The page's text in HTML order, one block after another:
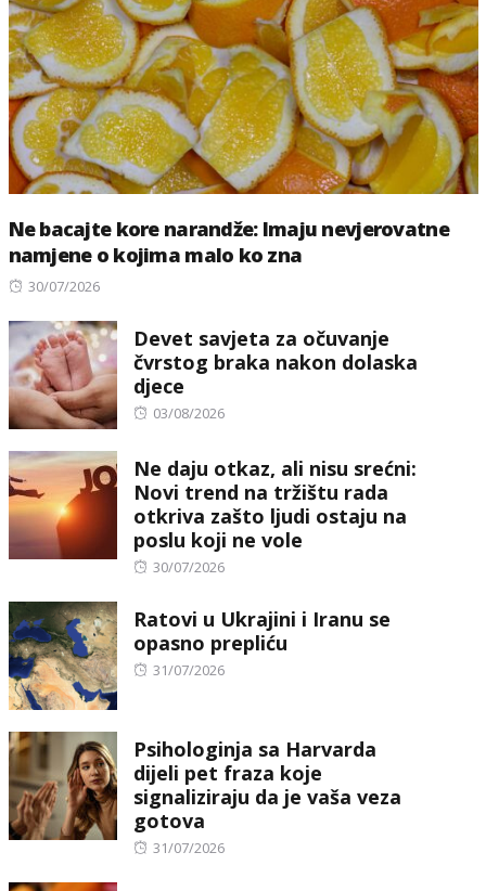
Ne bacajte kore narandže: Imaju nevjerovatne
namjene o kojima malo ko zna
Posted
30/07/2026
Devet savjeta za očuvanje
čvrstog braka nakon dolaska
djece
Posted
03/08/2026
Ne daju otkaz, ali nisu srećni:
Novi trend na tržištu rada
otkriva zašto ljudi ostaju na
poslu koji ne vole
Posted
30/07/2026
Ratovi u Ukrajini i Iranu se
opasno prepliću
Posted
31/07/2026
Psihologinja sa Harvarda
dijeli pet fraza koje
signaliziraju da je vaša veza
gotova
Posted
31/07/2026